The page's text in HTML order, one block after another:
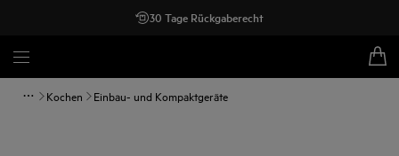
30 Tage Rückgaberecht
Kochen Einbau- und Kompaktgeräte